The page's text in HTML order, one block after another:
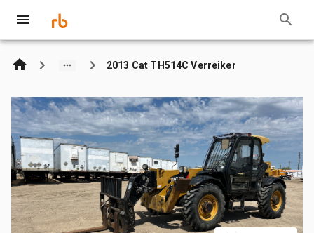
2013 Cat TH514C Verreiker